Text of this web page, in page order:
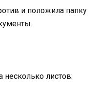
и положила папку
несколько листов: